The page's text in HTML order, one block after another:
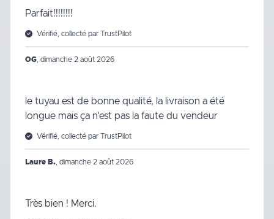
Parfait!!!!!!!!
Vérifié, collecté par TrustPilot
OG dimanche 2 août 2026
le tuyau est de bonne qualité, la livraison a été
longue mais ça n'est pas la faute du vendeur
Vérifié, collecté par TrustPilot
Laure B. dimanche 2 août 2026
Très bien ! Merci.